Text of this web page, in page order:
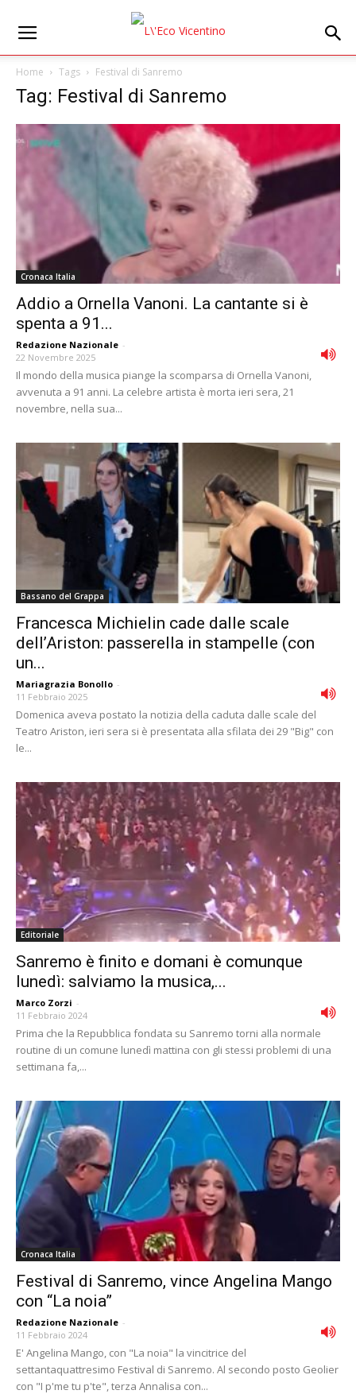
Home Tags Festival di Sanremo
Tag: Festival di Sanremo
Cronaca Italia
Addio a Ornella Vanoni. La cantante si è
spenta a 91...
Redazione Nazionale -
22 Novembre 2025
Il mondo della musica piange la scomparsa di Ornella Vanoni,
avvenuta a 91 anni. La celebre artista è morta ieri sera, 21
novembre, nella sua...
Bassano del Grappa
Francesca Michielin cade dalle scale
dell’Ariston: passerella in stampelle (con
un...
Mariagrazia Bonollo -
11 Febbraio 2025
Domenica aveva postato la notizia della caduta dalle scale del
Teatro Ariston, ieri sera si è presentata alla sfilata dei 29 "Big" con
le...
Editoriale
Sanremo è finito e domani è comunque
lunedì: salviamo la musica,...
Marco Zorzi -
11 Febbraio 2024
Prima che la Repubblica fondata su Sanremo torni alla normale
routine di un comune lunedì mattina con gli stessi problemi di una
settimana fa,...
Cronaca Italia
Festival di Sanremo, vince Angelina Mango
con “La noia”
Redazione Nazionale -
11 Febbraio 2024
E' Angelina Mango, con "La noia" la vincitrice del
settantaquattresimo Festival di Sanremo. Al secondo posto Geolier
con "I p'me tu p'te", terza Annalisa con...